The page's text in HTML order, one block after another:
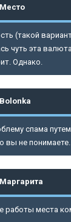
Место
(такой
чуть эта
Однако.
Bolonka
спама
вы не понимаете.
Маргарита
работы места